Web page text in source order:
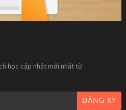
học cập nhật mới nhất từ
ĐĂNG KÝ